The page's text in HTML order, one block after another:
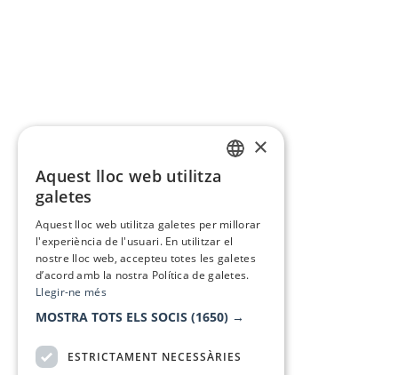
×
Aquest lloc web utilitza
galetes
Aquest lloc web utilitza galetes per millorar
l'experiència de l'usuari. En utilitzar el
nostre lloc web, accepteu totes les galetes
d’acord amb la nostra Política de galetes.
Llegir-ne més
MOSTRA TOTS ELS SOCIS (1650) →
ESTRICTAMENT NECESSÀRIES